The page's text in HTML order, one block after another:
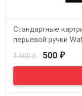
Стандартные
перьевой ручки
1 500₽ 500 ₽